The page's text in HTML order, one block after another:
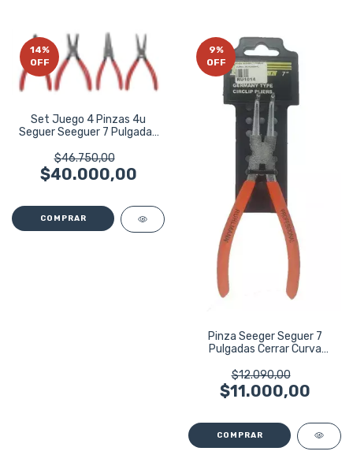
14%
OFF
Set Juego 4 Pinzas 4u
Seguer Seeguer 7 Pulgadas
$46.750,00
$40.000,00
9%
OFF
Pinza Seeger Seguer 7
Pulgadas Cerrar Curva
$12.090,00
$11.000,00